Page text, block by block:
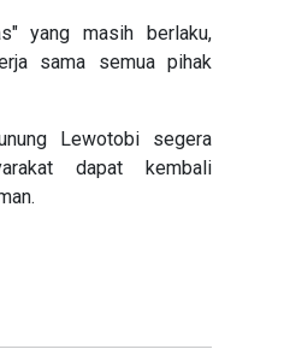
yang masih berlaku,
sama semua pihak
Lewotobi segera
dapat kembali